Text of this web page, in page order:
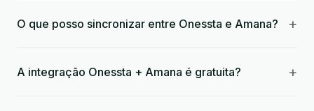
O que posso sincronizar entre Onessta e Amana? +
A integração Onessta + Amana é gratuita? +